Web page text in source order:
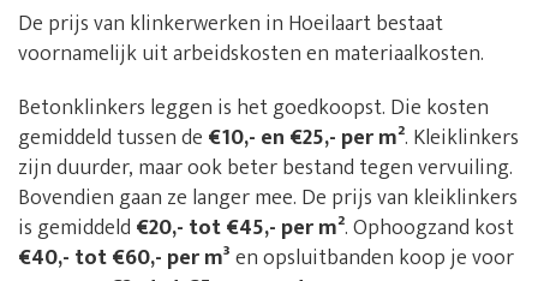
De prijs van klinkerwerken in Hoeilaart bestaat
voornamelijk uit arbeidskosten en materiaalkosten.
Betonklinkers leggen is het goedkoopst. Die kosten
gemiddeld tussen de €10,- en €25,- per m². Kleiklinkers
zijn duurder, maar ook beter bestand tegen vervuiling.
Bovendien gaan ze langer mee. De prijs van kleiklinkers
is gemiddeld €20,- tot €45,- per m². Ophoogzand kost
€40,- tot €60,- per m³en opsluitbanden koop je voor